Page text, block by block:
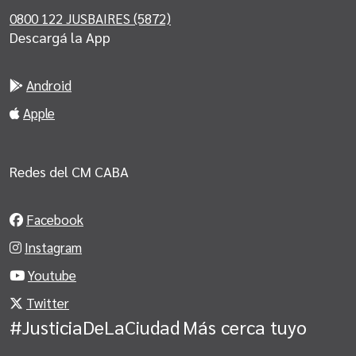
0800 122 JUSBAIRES (5872)
Descargá la App
Android
Apple
Redes del CM CABA
Facebook
Instagram
Youtube
Twitter
#JusticiaDeLaCiudad Más cerca tuyo